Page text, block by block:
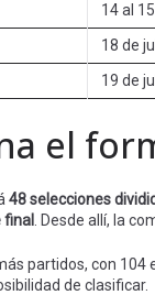
14 al
18 de
19 de
el
48 selecciones
final . Desde allí, la
partidos, con 104
de clasificar.